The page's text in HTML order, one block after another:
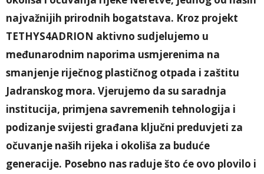
najvažnijih prirodnih bogatstava. Kroz projekt
TETHYS4ADRION aktivno sudjelujemo u
međunarodnim naporima usmjerenima na
smanjenje riječnog plastičnog otpada i zaštitu
Jadranskog mora. Vjerujemo da su saradnja
institucija, primjena savremenih tehnologija i
podizanje svijesti građana ključni preduvjeti za
očuvanje naših rijeka i okoliša za buduće
generacije. Posebno nas raduje što će ovo plovilo i